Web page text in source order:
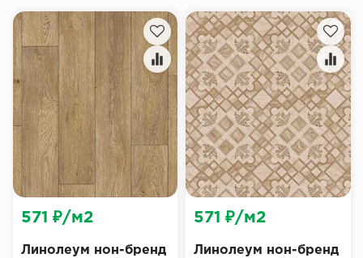
Линолеум нон-бренд
571 ₽/м2
Линолеум нон-бренд
571 ₽/м2